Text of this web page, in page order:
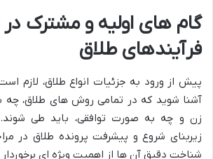
گام های اولیه و مشترک در
فرآیندهای طلاق
پیش از ورود به جزئیات انواع طلاق، لازم
آشنا شوید که در تمامی روش های طلاق، چه
زن و چه به صورت توافقی، باید طی
زیربنای شروع و پیشرفت پرونده طلاق در
شناخت دقیق آن ها از اهمیت ویژه ای